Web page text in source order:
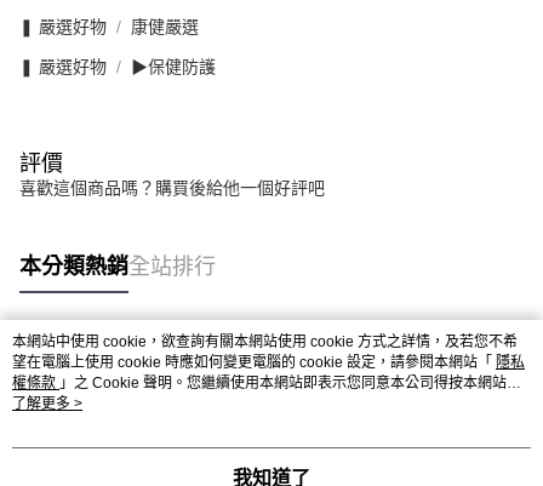
❚ 嚴選好物 康健嚴選
❚ 嚴選好物 ▶保健防護
評價
喜歡這個商品嗎？購買後給他一個好評吧
本分類熱銷全站排行
熱門標籤
本網站中使用 cookie，欲查詢有關本網站使用 cookie 方式之詳情，及若您不希
望在電腦上使用 cookie 時應如何變更電腦的 cookie 設定，請參閱本網站「 隱私
權條款 」之 Cookie 聲明。您繼續使用本網站即表示您同意本公司得按本網站使
用條款之 Cookie 聲明使用 cookie。
了解更多 >
我知道了